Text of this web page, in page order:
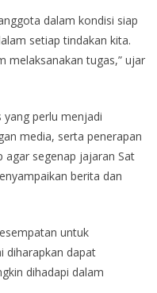
dalam kondisi siap
setiap tindakan kita.
melaksanakan tugas,” ujar
perlu menjadi
media, serta penerapan
agar segenap jajaran Sat
berita dan
untuk
diharapkan dapat
dihadapi dalam